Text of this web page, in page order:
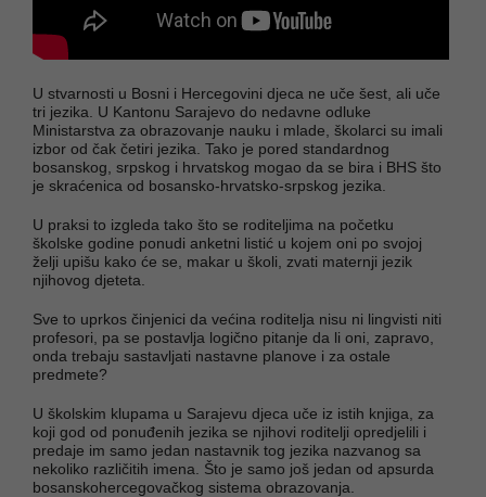
U stvarnosti u Bosni i Hercegovini djeca ne uče šest, ali uče
tri jezika. U Kantonu Sarajevo do nedavne odluke
Ministarstva za obrazovanje nauku i mlade, školarci su imali
izbor od čak četiri jezika. Tako je pored standardnog
bosanskog, srpskog i hrvatskog mogao da se bira i BHS što
je skraćenica od bosansko-hrvatsko-srpskog jezika.
U praksi to izgleda tako što se roditeljima na početku
školske godine ponudi anketni listić u kojem oni po svojoj
želji upišu kako će se, makar u školi, zvati maternji jezik
njihovog djeteta.
Sve to uprkos činjenici da većina roditelja nisu ni lingvisti niti
profesori, pa se postavlja logično pitanje da li oni, zapravo,
onda trebaju sastavljati nastavne planove i za ostale
predmete?
U školskim klupama u Sarajevu djeca uče iz istih knjiga, za
koji god od ponuđenih jezika se njihovi roditelji opredjelili i
predaje im samo jedan nastavnik tog jezika nazvanog sa
nekoliko različitih imena. Što je samo još jedan od apsurda
bosanskohercegovačkog sistema obrazovanja.